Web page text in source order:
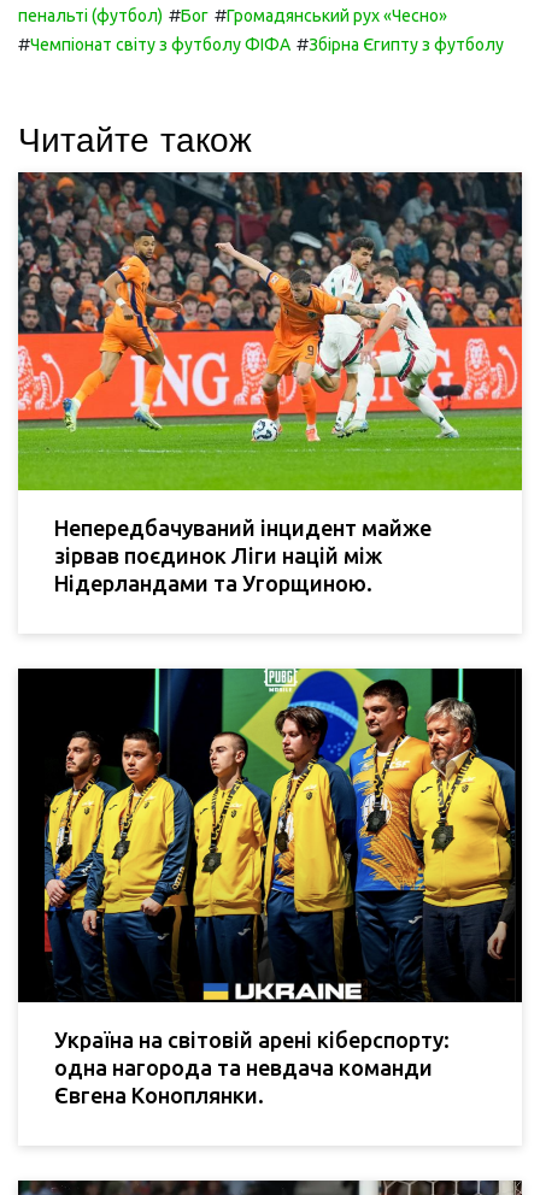
пенальті (футбол) #Бог #Громадянський рух «Чесно»
#Чемпіонат світу з футболу ФІФА #Збірна Єгипту з футболу
Читайте також
Непередбачуваний інцидент майже
зірвав поєдинок Ліги націй між
Нідерландами та Угорщиною.
Україна на світовій арені кіберспорту:
одна нагорода та невдача команди
Євгена Коноплянки.